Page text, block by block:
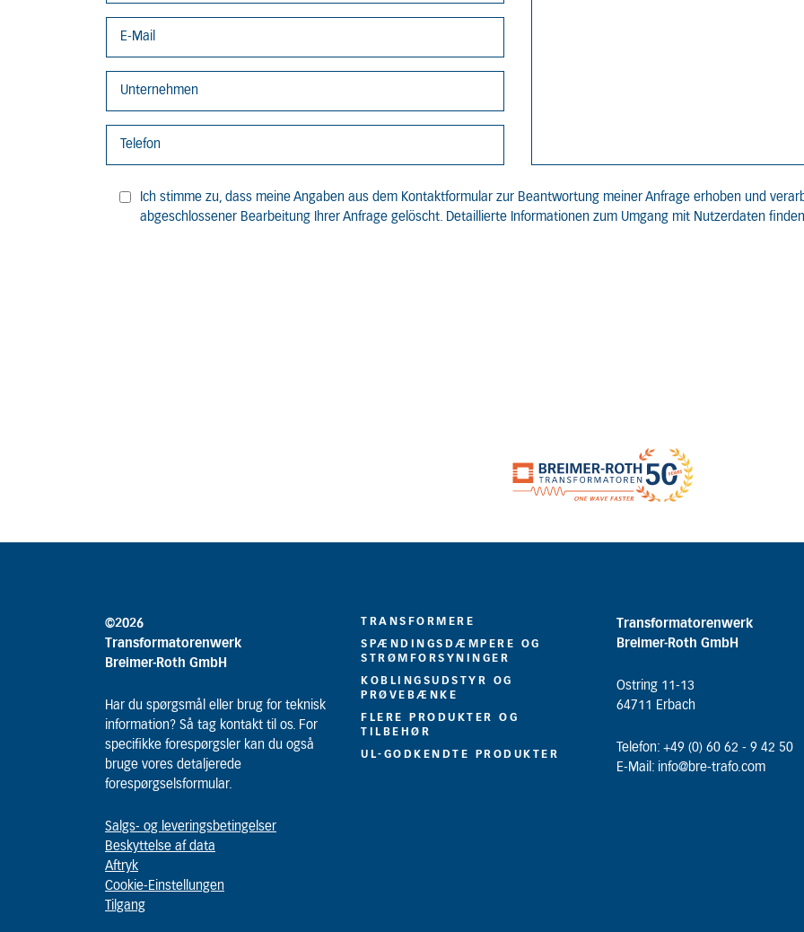
Ich stimme zu, dass meine Angaben aus dem Kontaktformular zur Beantwortung meiner Anfrage erhoben und
abgeschlossener Bearbeitung Ihrer Anfrage gelöscht. Detaillierte Informationen zum Umgang mit Nutzerdaten
©2026
Transformatorenwerk
Breimer-Roth GmbH
Har du spørgsmål eller brug for teknisk
information? Så tag kontakt til os. For
specifikke forespørgsler kan du også
bruge vores detaljerede
forespørgselsformular.
Salgs- og leveringsbetingelser
Beskyttelse af data
Aftryk
Cookie-Einstellungen
Tilgang
TRANSFORMERE
SPÆNDINGSDÆMPERE OG
STRØMFORSYNINGER
KOBLINGSUDSTYR OG
PRØVEBÆNKE
FLERE PRODUKTER OG
TILBEHØR
UL-GODKENDTE PRODUKTER
Transformatorenwerk
Breimer-Roth GmbH
Ostring 11-13
64711 Erbach
Telefon: +49 (0) 60 62 - 9 42 50
E-Mail: info@bre-trafo.com